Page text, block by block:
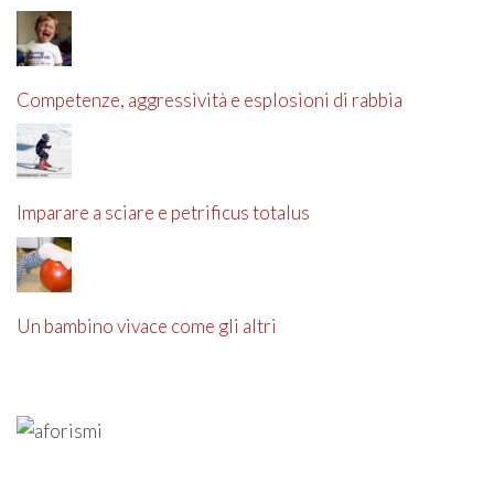
Competenze, aggressività e esplosioni di rabbia
Imparare a sciare e petrificus totalus
Un bambino vivace come gli altri